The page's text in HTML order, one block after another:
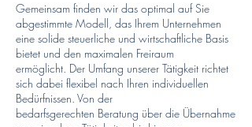
Gemeinsam finden wir das optimal auf Sie
abgestimmte Modell, das Ihrem Unternehmen
eine solide steuerliche und wirtschaftliche Basis
bietet und den maximalen Freiraum
ermöglicht. Der Umfang unserer Tätigkeit richtet
sich dabei flexibel nach Ihren individuellen
Bedürfnissen. Von der
bedarfsgerechten Beratung über die Übernahme